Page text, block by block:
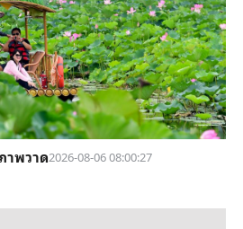
าพวาด2026-08-06 08:00:27